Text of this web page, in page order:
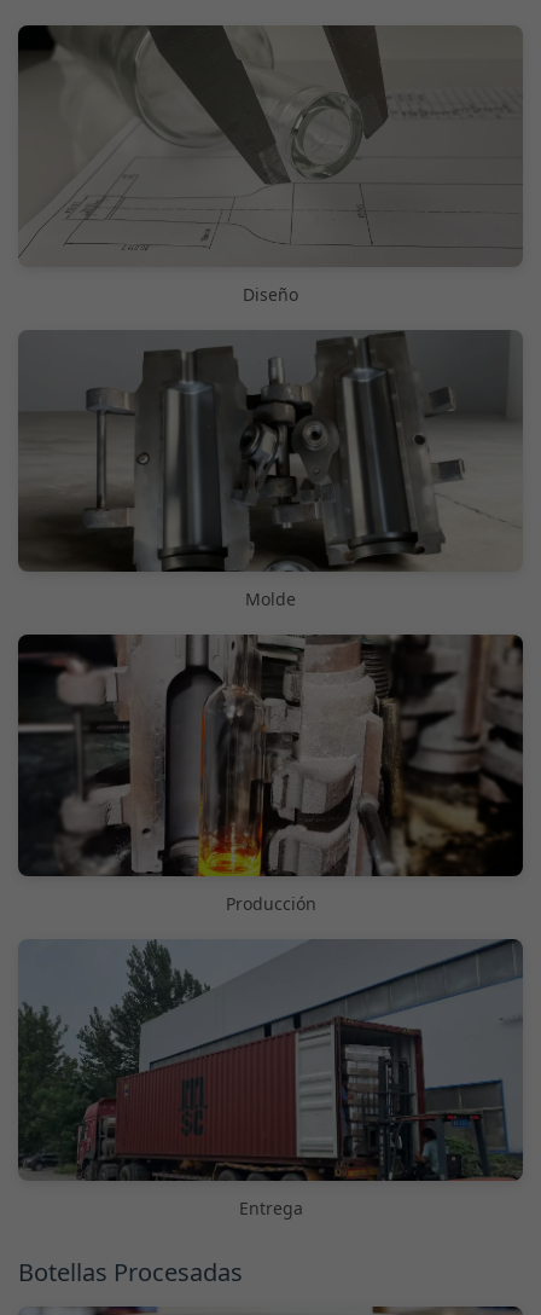
Diseño
Molde
Producción
Entrega
Botellas Procesadas